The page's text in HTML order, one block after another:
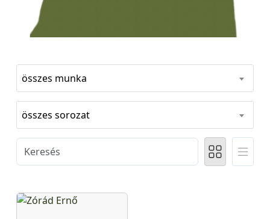
összes munka
összes sorozat